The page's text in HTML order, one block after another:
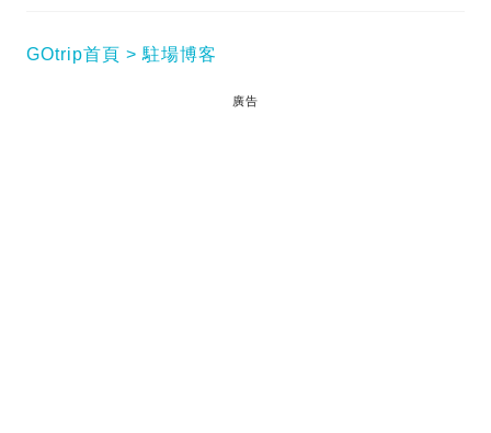
GOtrip首頁 駐場博客
廣告